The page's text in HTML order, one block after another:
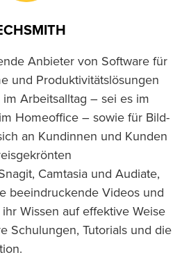
Anbieter von Software für
und Produktivitätslösungen
Arbeitsalltag – sei es im
Homeoffice – sowie für Bild-
an Kundinnen und Kunden
Camtasia und Audiate,
beeindruckende Videos und
Wissen auf effektive Weise
Schulungen, Tutorials und die